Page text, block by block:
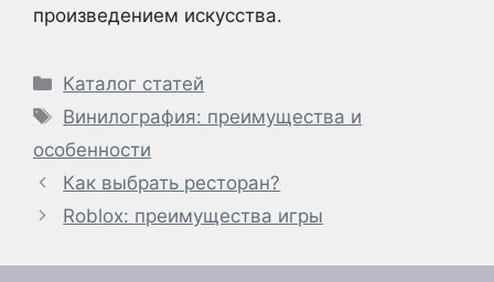
произведением искусства.
Рубрики
Каталог статей
Метки
Винилография: преимущества и
особенности
Как выбрать ресторан?
Roblox: преимущества игры